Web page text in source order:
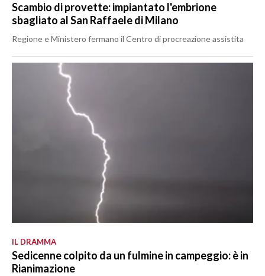
Scambio di provette: impiantato l'embrione
sbagliato al San Raffaele di Milano
Regione e Ministero fermano il Centro di procreazione assistita
IL DRAMMA
Sedicenne colpito da un fulmine in campeggio: è in
Rianimazione